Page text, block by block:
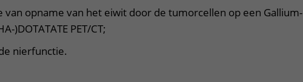
van opname van het eiwit door de tumorcellen op een Gallium-
)DOTATATE PET/CT;
nierfunctie.